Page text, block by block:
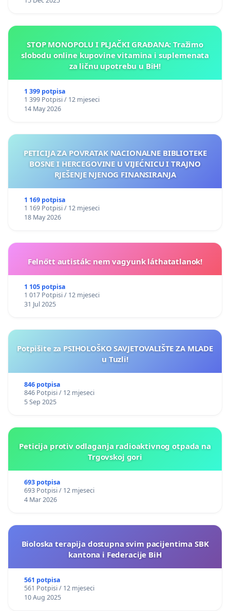
STOP MONOPOLU I PLJAČKI GRAĐANA: Tražimo
slobodu online kupovine vitamina i suplemenata
za ličnu upotrebu u BiH!
1 399 potpisa
1 399 Potpisi / 12 mjeseci
14 May 2026
PETICIJA ZA POVRATAK NACIONALNE BIBLIOTEKE
BOSNE I HERCEGOVINE U VIJEĆNICU I TRAJNO
RJEŠENJE NJENOG FINANSIRANJA
1 169 potpisa
1 169 Potpisi / 12 mjeseci
18 May 2026
Felnőtt autisták: nem vagyunk láthatatlanok!
1 105 potpisa
1 017 Potpisi / 12 mjeseci
31 Jul 2025
Potpišite za PSIHOLOŠKO SAVJETOVALIŠTE ZA MLADE
u Tuzli!
846 potpisa
846 Potpisi / 12 mjeseci
5 Sep 2025
Peticija protiv odlaganja radioaktivnog otpada na
Trgovskoj gori
693 potpisa
693 Potpisi / 12 mjeseci
4 Mar 2026
Bioloska terapija dostupna svim pacijentima SBK
kantona i Federacije BiH
561 potpisa
561 Potpisi / 12 mjeseci
10 Aug 2025